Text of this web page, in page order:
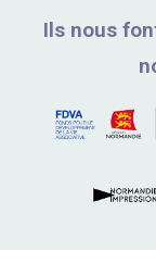
Ils nous